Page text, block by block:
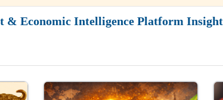
& Economic Intelligence Platform